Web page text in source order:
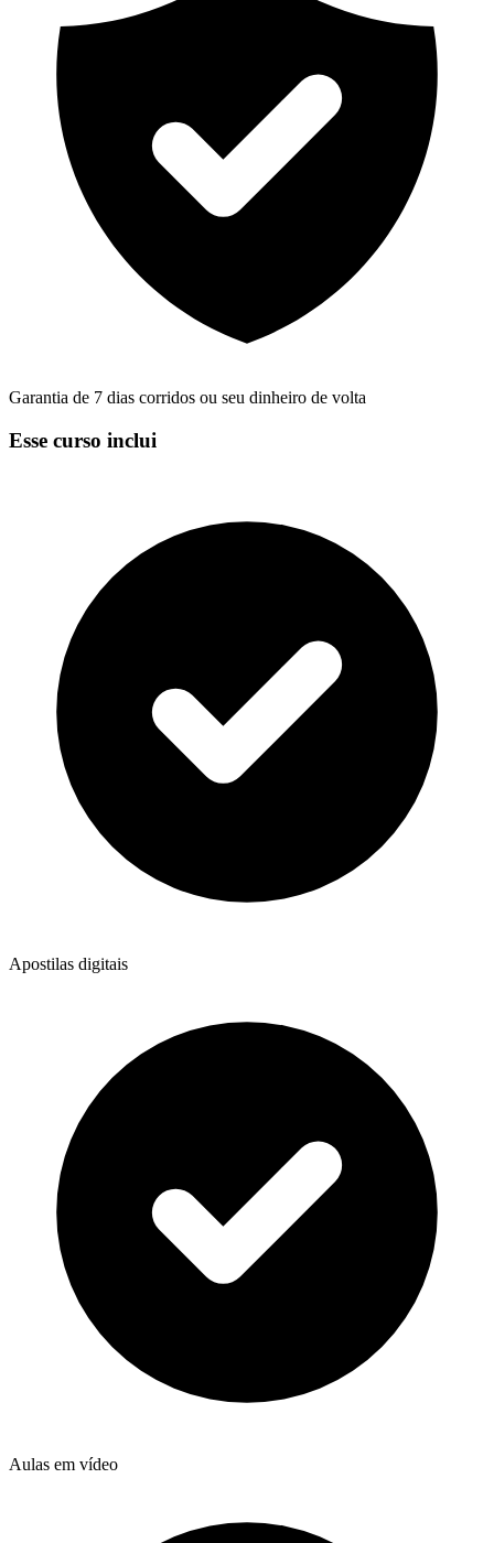
Garantia de 7 dias corridos ou seu dinheiro de volta
Esse curso inclui
Apostilas digitais
Aulas em vídeo